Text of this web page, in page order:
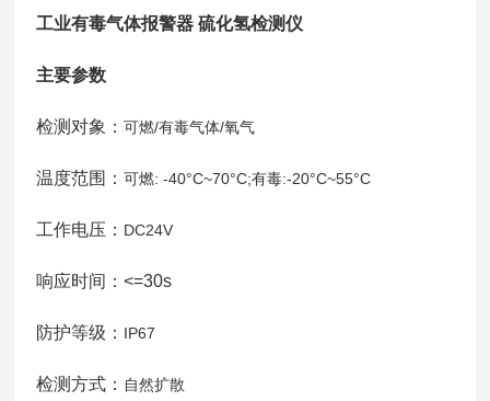
工业有毒气体报警器 硫化氢检测仪
主要参数
检测对象：可燃/有毒气体/氧气
温度范围：可燃: -40°C~70°C;有毒:-20°C~55°C
工作电压： DC24V
响应时间：<=30s
防护等级： IP67
检测方式： 自然扩散